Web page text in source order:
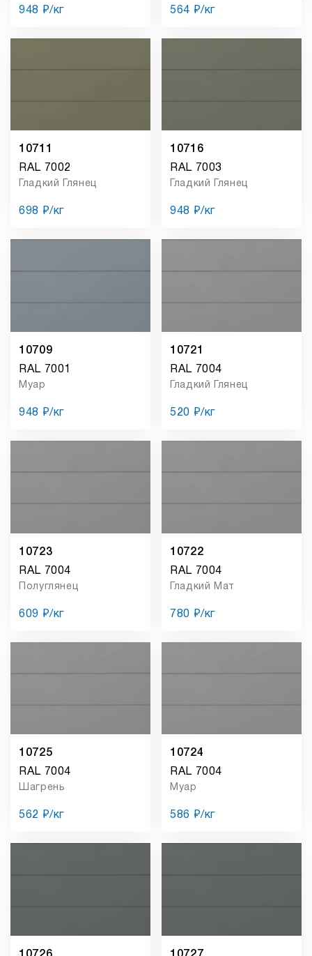
948 ₽/кг 564 ₽/кг
10711
RAL 7002
Гладкий Глянец
698 ₽/кг
10716
RAL 7003
Гладкий Глянец
948 ₽/кг
10709
RAL 7001
Муар
948 ₽/кг
10721
RAL 7004
Гладкий Глянец
520 ₽/кг
10723
RAL 7004
Полуглянец
609 ₽/кг
10722
RAL 7004
Гладкий Мат
780 ₽/кг
10725
RAL 7004
Шагрень
562 ₽/кг
10724
RAL 7004
Муар
586 ₽/кг
10726 10727